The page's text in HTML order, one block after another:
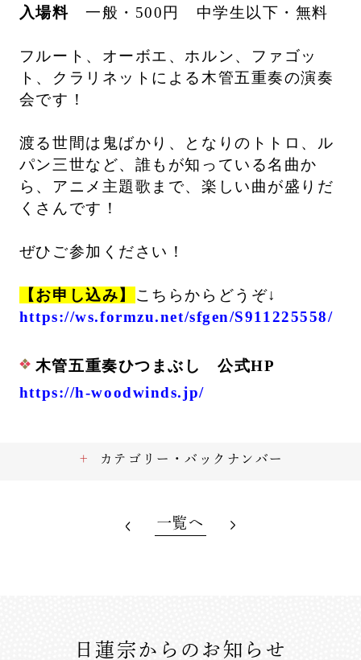
入場料 一般・500円 中学生以下・無料
フルート、オーボエ、ホルン、ファゴッ
ト、クラリネットによる木管五重奏の演奏
会です！
渡る世間は鬼ばかり、となりのトトロ、ル
パン三世など、誰もが知っている名曲か
ら、アニメ主題歌まで、楽しい曲が盛りだ
くさんです！
ぜひご参加ください！
【お申し込み】
こちらからどうぞ↓
https://ws.formzu.net/sfgen/S911225558/
木管五重奏ひつまぶし 公式HP
https://h-woodwinds.jp/
カテゴリー・バックナンバー
一覧へ
日蓮宗からのお知らせ